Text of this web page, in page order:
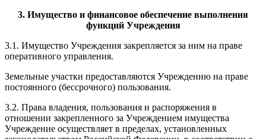
3. Имущество и финансовое обеспечение выполнения
функций Учреждения
3.1. Имущество Учреждения закрепляется за ним на праве
оперативного управления.
Земельные участки предоставляются Учреждению на праве
постоянного (бессрочного) пользования.
3.2. Права владения, пользования и распоряжения в
отношении закрепленного за Учреждением имущества
Учреждение осуществляет в пределах, установленных